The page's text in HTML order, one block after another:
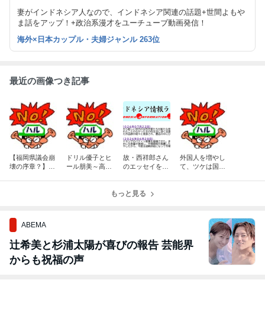
妻がインドネシア人なので、インドネシア関連の話題+世間よもや
ま話をアップ！+政治系漫才をユーチューブ動画発信！
海外×日本カップル・夫婦ジャンル 263位
最近の画像つき記事
【福岡県議会崩
壊の序章？】50
ドリル優子とヒ
ール朋美～高市
故・西祥郎さん
のエッセイを紹
外国人を増やし
て、ツケは国
もっと見る
ABEMA
辻希美と杉浦太陽が喜びの報告 芸能界
からも祝福の声